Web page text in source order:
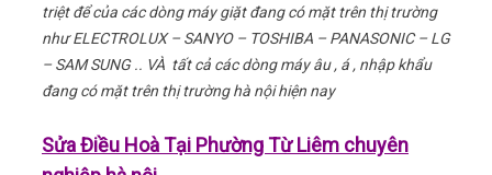
triệt để của các dòng máy giặt đang có mặt trên thị trường
như ELECTROLUX – SANYO – TOSHIBA – PANASONIC – LG
– SAM SUNG .. VÀ tất cả các dòng máy âu , á , nhập khẩu
đang có mặt trên thị trường hà nội hiện nay
Sửa Điều Hoà Tại Phường Từ Liêm chuyên